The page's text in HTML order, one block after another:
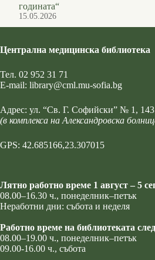
годината“
15.05.2026
Централна медицинска библиотека
Тел. 02 952 31 71
Е-mail: library@cml.mu-sofia.bg
Адрес: ул. “Св. Г. Софийски” № 1 ,
(в комплекса на Александровска
GPS: 42.685166,23.307015
Лятно работно време 1 август – 5
08.00–16.30 ч., понеделник–петък
Неработни дни: събота и неделя
Работно време на библиотеката
08.00–19.00 ч., понеделник–петък
09.00-16.00 ч., събота